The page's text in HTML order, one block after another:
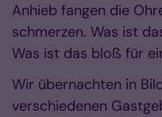
Anhieb fangen die
schmerzen. Was ist
Was ist das bloß für
Wir übernachten in
verschiedenen